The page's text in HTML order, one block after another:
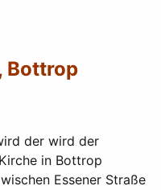
Bottrop
der wird der
in Bottrop
Essener Straße